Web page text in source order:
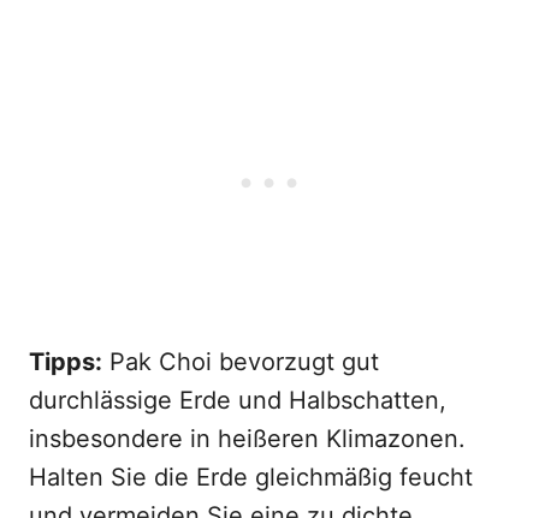
Tipps: Pak Choi bevorzugt gut
durchlässige Erde und Halbschatten,
insbesondere in heißeren Klimazonen.
Halten Sie die Erde gleichmäßig feucht